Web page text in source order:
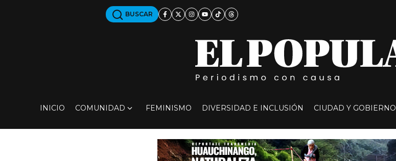
BUSCAR
INICIO COMUNIDAD FEMINISMO DIVERSIDAD E INCLUSIÓN CIUDAD Y GOBIERNO